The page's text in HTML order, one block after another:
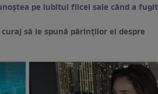
pe iubitul fiicei sale când a fugit
să le spună părinților ei despre